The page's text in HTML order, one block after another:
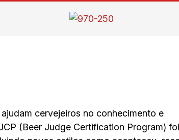
cervejeiros no conhecimento e
(Beer Judge Certification Program)